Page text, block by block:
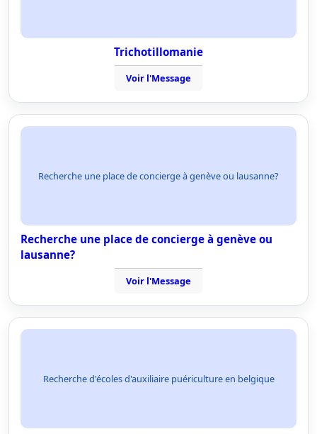
Trichotillomanie
Voir l'Message
Recherche une place de concierge à genève ou lausanne?
Recherche une place de concierge à genève ou
lausanne?
Voir l'Message
Recherche d'écoles d'auxiliaire puériculture en belgique